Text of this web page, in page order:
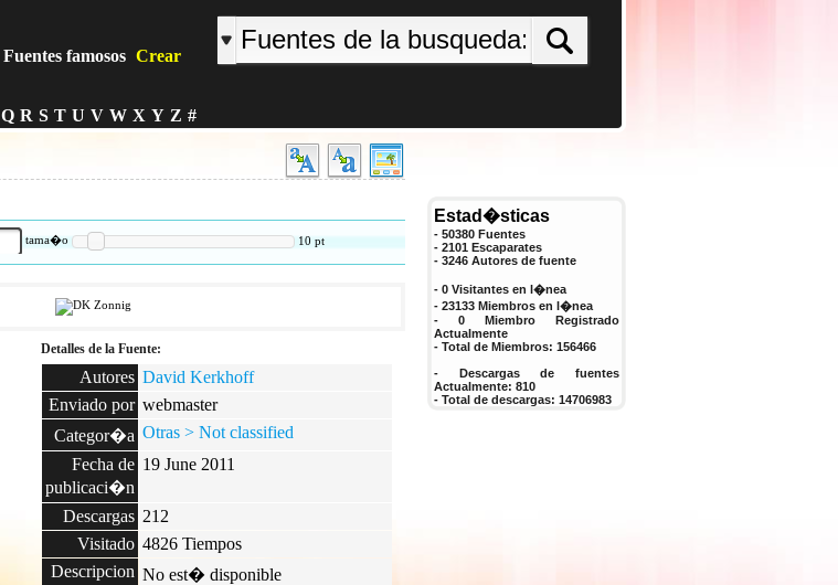
Fuentes famosos Crear
Q R S T U V W X Y Z #
tama�o 10 pt
Detalles de la Fuente:
Autores David Kerkhoff
Enviado por webmaster
Categor�a Otras > Not classified
Fecha de
publicaci�n
19 June 2011
Descargas 212
Visitado 4826 Tiempos
Descripcion No est� disponible
Estad�sticas
- 50380 Fuentes
- 2101 Escaparates
- 3246 Autores de fuente
- 0 Visitantes en l�nea
- 23133 Miembros en l�nea
- 0 Miembro Registrado
Actualmente
- Total de Miembros: 156466
- Descargas de fuentes
Actualmente: 810
- Total de descargas: 14706983